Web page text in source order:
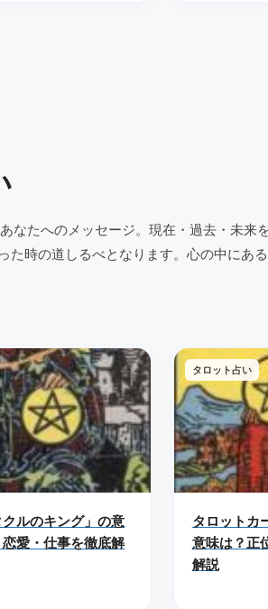
なたへのメッセージ。現在・過去・未来
た時の道しるべとなります。心の中にあ
ルのキング」の意
愛・仕事を徹底解
タロット占い
タロットカ
意味は？正
解説